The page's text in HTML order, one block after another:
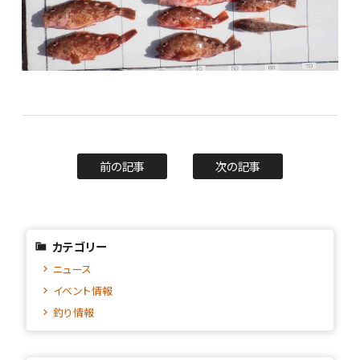
前の記事 次の記事
カテゴリー
ニュース
イベント情報
釣り情報